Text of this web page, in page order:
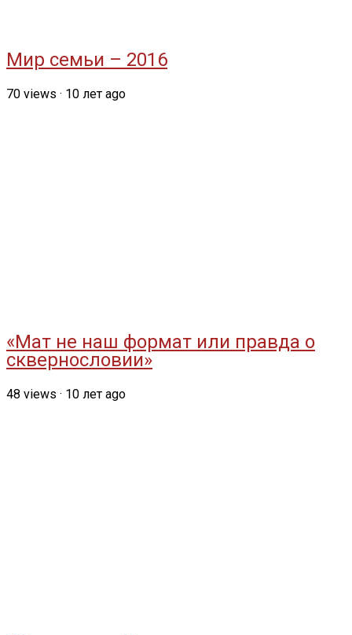
Мир семьи – 2016
70 views · 10 лет ago
«Мат не наш формат или правда о
сквернословии»
48 views · 10 лет ago